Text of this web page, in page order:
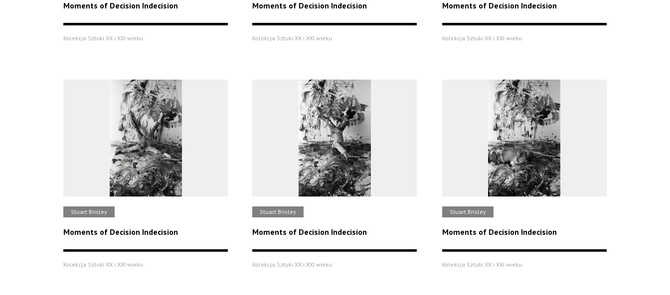
Moments of Decision Indecision
Kolekcja Sztuki XX i XXI wieku
Moments of Decision Indecision
Kolekcja Sztuki XX i XXI wieku
Moments of Decision Indecision
Kolekcja Sztuki XX i XXI wieku
Stuart Brisley
Moments of Decision Indecision
Kolekcja Sztuki XX i XXI wieku
Stuart Brisley
Moments of Decision Indecision
Kolekcja Sztuki XX i XXI wieku
Stuart Brisley
Moments of Decision Indecision
Kolekcja Sztuki XX i XXI wieku